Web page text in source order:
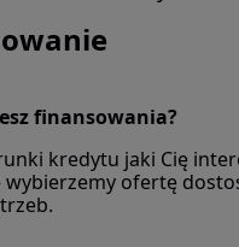
finansowania?
kredytu jaki Cię
wybierzemy ofertę